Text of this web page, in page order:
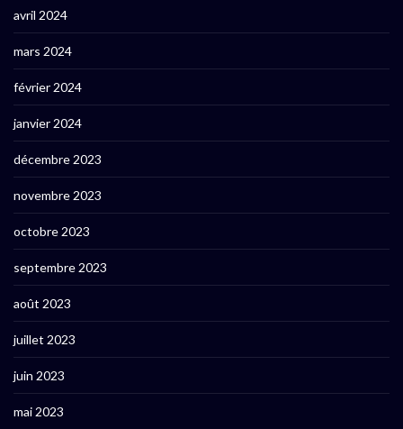
avril 2024
mars 2024
février 2024
janvier 2024
décembre 2023
novembre 2023
octobre 2023
septembre 2023
août 2023
juillet 2023
juin 2023
mai 2023